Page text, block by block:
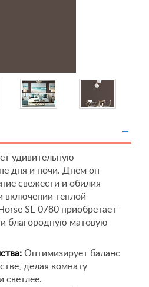
удивительную
дня и ночи. Днем он
свежести и обилия
включении теплой
SL-0780 приобретает
благородную матовую
Оптимизирует баланс
делая комнату
светлее.